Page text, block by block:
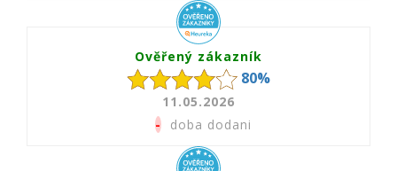
Ověřený zákazník
80%
11.05.2026
-doba dodani